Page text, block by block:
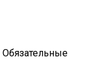
Обязательные